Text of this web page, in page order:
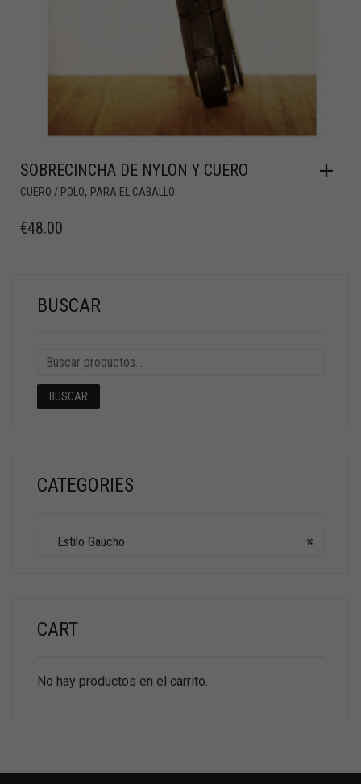
SOBRECINCHA DE NYLON Y CUERO
CUERO / POLO, PARA EL CABALLO
€48.00
BUSCAR
BUSCAR
CATEGORIES
×
Estilo Gaucho
CART
No hay productos en el carrito.